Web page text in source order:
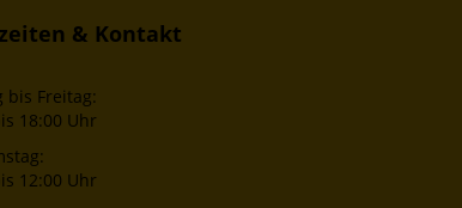
& Kontakt
bis Freitag:
18:00 Uhr
12:00 Uhr